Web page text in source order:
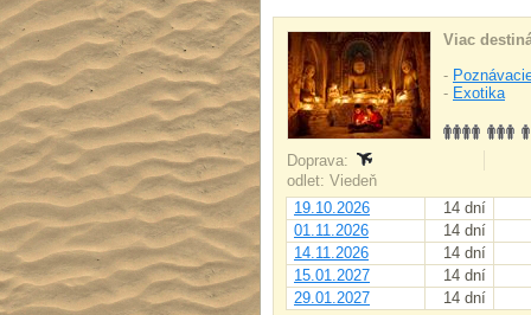
Viac
-
- Exotika
Doprava:
odlet: Viedeň
19.10.2026
14 dní
01.11.2026
14 dní
14.11.2026
14 dní
15.01.2027
14 dní
29.01.2027
14 dní